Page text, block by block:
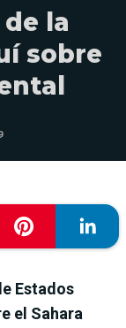
la
sobre
Estados
el Sahara